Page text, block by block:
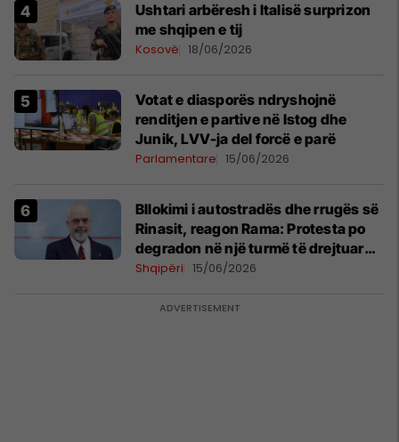
Ushtari arbëresh i Italisë surprizon
me shqipen e tij
Kosovë 18/06/2026
Votat e diasporës ndryshojnë
renditjen e partive në Istog dhe
Junik, LVV-ja del forcë e parë
Parlamentare 15/06/2026
Bllokimi i autostradës dhe rrugës së
Rinasit, reagon Rama: Protesta po
degradon në një turmë të drejtuar
nga mendje të liga
Shqipëri 15/06/2026